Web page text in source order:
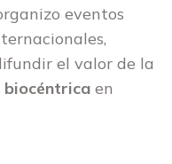
eventos
el valor de la
biocéntrica en